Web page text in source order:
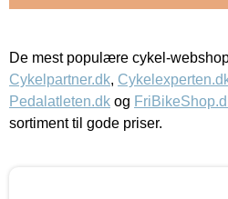
De mest populære cykel-
Cykelpartner.dk,
Pedalatleten.dk og
sortiment til gode priser.